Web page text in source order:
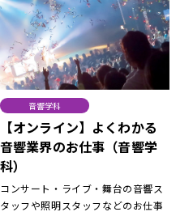
音響学科
【オンライン】よくわかる
音響業界のお仕事（音響学
科）
コンサート・ライブ・舞台の音響ス
タッフや照明スタッフなどのお仕事